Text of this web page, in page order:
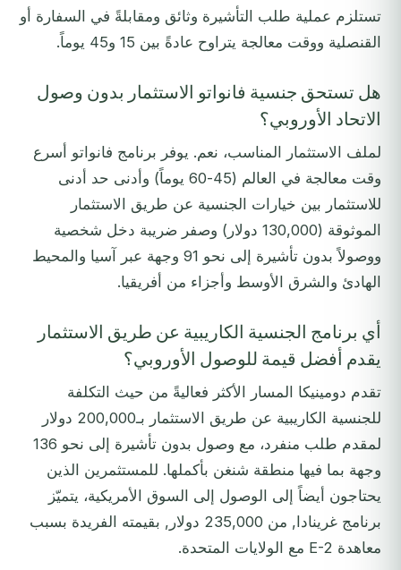
تستلزم عملية طلب التأشيرة وثائق ومقابلةً في السفارة أو
القنصلية ووقت معالجة يتراوح عادةً بين 15 و45 يوماً.
هل تستحق جنسية فانواتو الاستثمار بدون وصول
الاتحاد الأوروبي؟
لملف الاستثمار المناسب، نعم. يوفر برنامج فانواتو أسرع
وقت معالجة في العالم (45-60 يوماً) وأدنى حد أدنى
للاستثمار بين خيارات الجنسية عن طريق الاستثمار
الموثوقة (130,000 دولار) وصفر ضريبة دخل شخصية
ووصولاً بدون تأشيرة إلى نحو 91 وجهة عبر آسيا والمحيط
الهادئ والشرق الأوسط وأجزاء من أفريقيا.
أي برنامج الجنسية الكاريبية عن طريق الاستثمار
يقدم أفضل قيمة للوصول الأوروبي؟
تقدم دومينيكا المسار الأكثر فعاليةً من حيث التكلفة
للجنسية الكاريبية عن طريق الاستثمار بـ200,000 دولار
لمقدم طلب منفرد، مع وصول بدون تأشيرة إلى نحو 136
وجهة بما فيها منطقة شنغن بأكملها. للمستثمرين الذين
يحتاجون أيضاً إلى الوصول إلى السوق الأمريكية، يتميّز
برنامج غرينادا, من 235,000 دولار, بقيمته الفريدة بسبب
معاهدة E-2 مع الولايات المتحدة.